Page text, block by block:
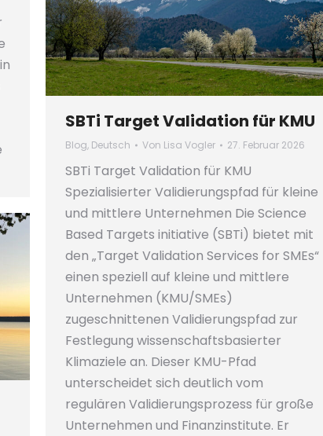
SBTi Target Validation für KMU
Blog, Deutsch Von Lisa Vogler 27. Februar 2026
SBTi Target Validation für KMU
Spezialisierter Validierungspfad für kleine
und mittlere Unternehmen Die Science
Based Targets initiative (SBTi) bietet mit
den „Target Validation Services for SMEs“
einen speziell auf kleine und mittlere
Unternehmen (KMU/SMEs)
zugeschnittenen Validierungspfad zur
Festlegung wissenschaftsbasierter
Klimaziele an. Dieser KMU-Pfad
unterscheidet sich deutlich vom
regulären Validierungsprozess für große
Unternehmen und Finanzinstitute. Er